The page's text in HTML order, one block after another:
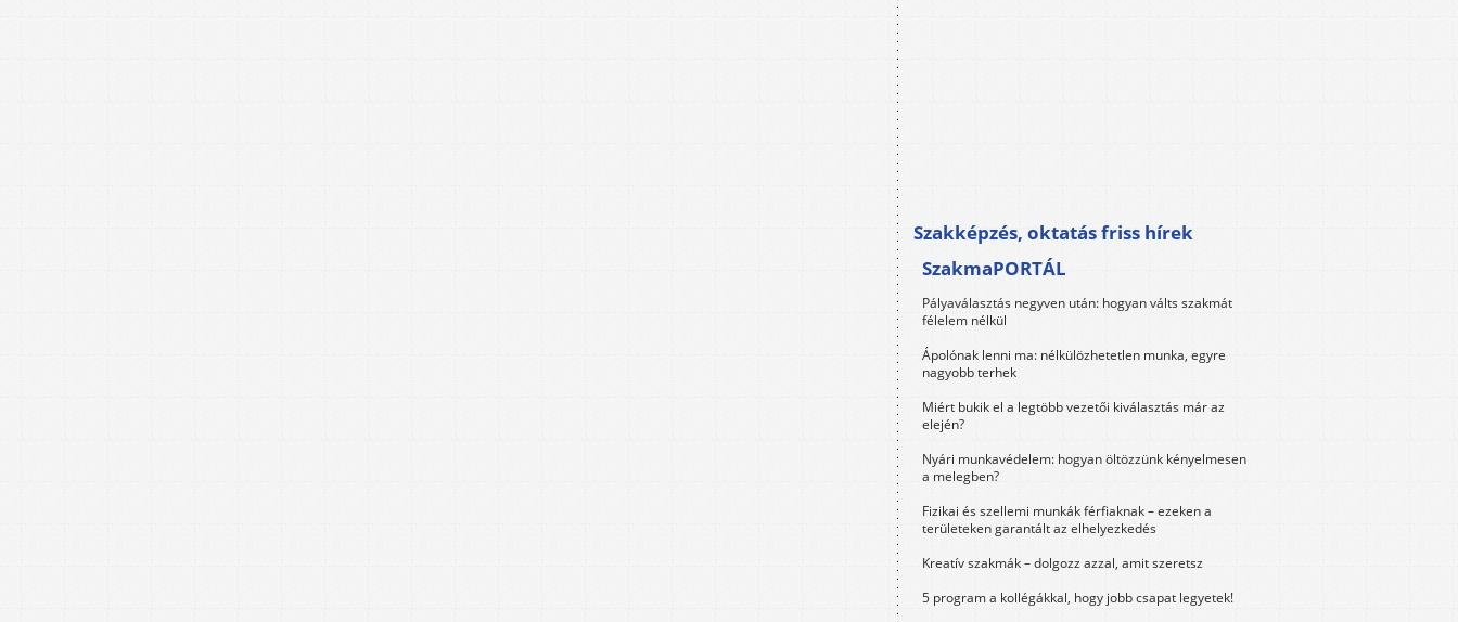
Szakképzés, oktatás friss hírek
SzakmaPORTÁL
Pályaválasztás negyven után: hogyan válts szakmát
félelem nélkül
Ápolónak lenni ma: nélkülözhetetlen munka, egyre
nagyobb terhek
Miért bukik el a legtöbb vezetői kiválasztás már az
elején?
Nyári munkavédelem: hogyan öltözzünk kényelmesen
a melegben?
Fizikai és szellemi munkák férfiaknak – ezeken a
területeken garantált az elhelyezkedés
Kreatív szakmák – dolgozz azzal, amit szeretsz
5 program a kollégákkal, hogy jobb csapat legyetek!